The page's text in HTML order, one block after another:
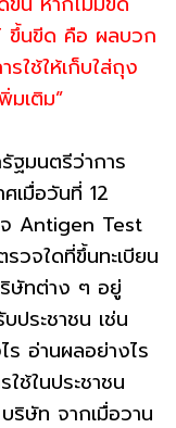
ขึ้นขีด คือ ผลบวก
ใช้ให้เก็บใส่ถุง
มเติม”
ฐมนตรีว่าการ
เมื่อวันที่ 12
Antigen Test
วจใดที่ขึ้นทะเบียน
ษัทต่าง ๆ อยู่
ประชาชน เช่น
อ่านผลอย่างไร
ช้ในประชาชน
ริษัท จากเมื่อวาน